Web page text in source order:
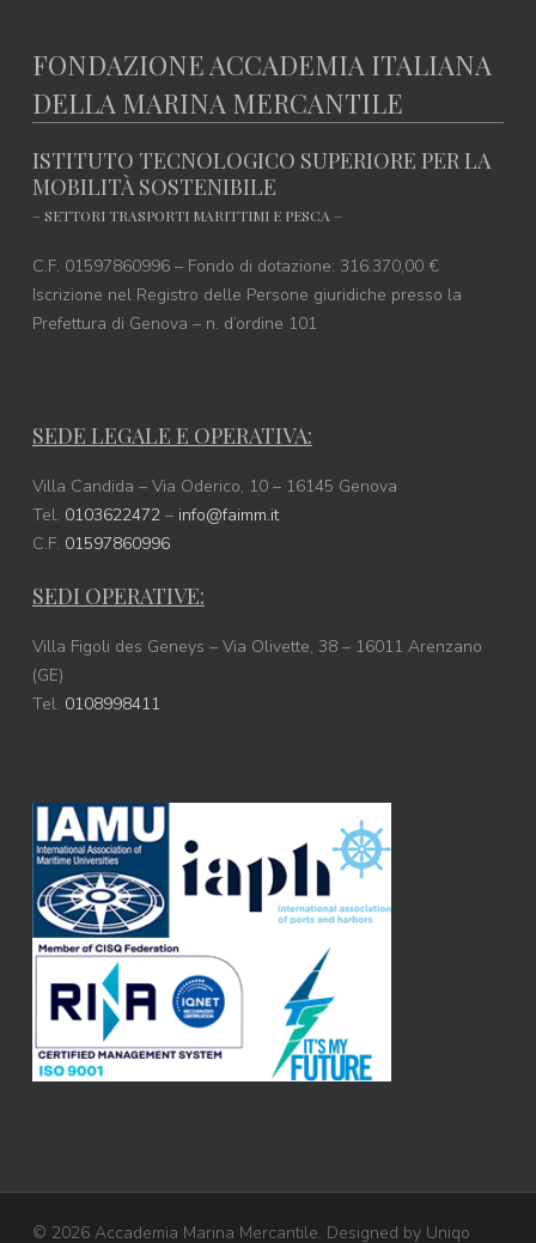
FONDAZIONE ACCADEMIA ITALIANA
DELLA MARINA MERCANTILE
ISTITUTO TECNOLOGICO SUPERIORE PER LA
MOBILITÀ SOSTENIBILE
– SETTORI TRASPORTI MARITTIMI E PESCA –
C.F. 01597860996 – Fondo di dotazione: 316.370,00 €
Iscrizione nel Registro delle Persone giuridiche presso la
Prefettura di Genova – n. d’ordine 101
SEDE LEGALE E OPERATIVA:
Villa Candida – Via Oderico, 10 – 16145 Genova
Tel. 0103622472– info@faimm.it
C.F. 01597860996
SEDI OPERATIVE:
Villa Figoli des Geneys – Via Olivette, 38 – 16011 Arenzano
(GE)
Tel. 0108998411
© 2026 Accademia Marina Mercantile. Designed by Uniqo